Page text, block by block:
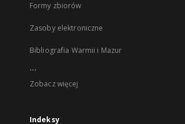
Formy zbiorów
Zasoby elektroniczne
Bibliografia Warmii i Mazur
...
Zobacz więcej
Indeksy